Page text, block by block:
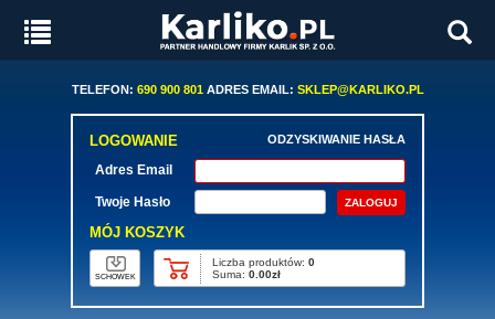
TELEFON: 690 900 801ADRES EMAIL: SKLEP@KARLIKO.PL
LOGOWANIE ODZYSKIWANIE HASŁA
Adres Email
Twoje Hasło
MÓJ KOSZYK
SCHOWEK
Liczba produktów: 0
Suma: 0.00zł